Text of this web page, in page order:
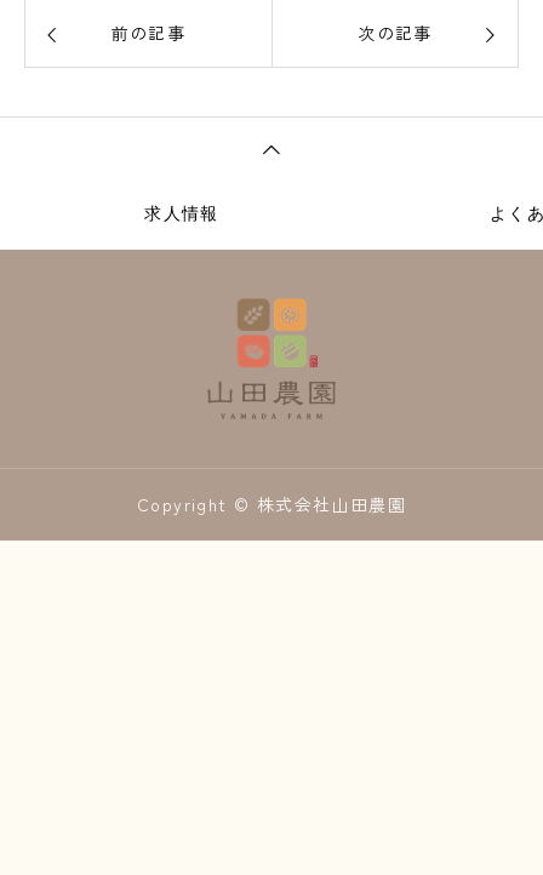
前の記事 次の記事
求人情報 よく
Copyright © 株式会社山田農園